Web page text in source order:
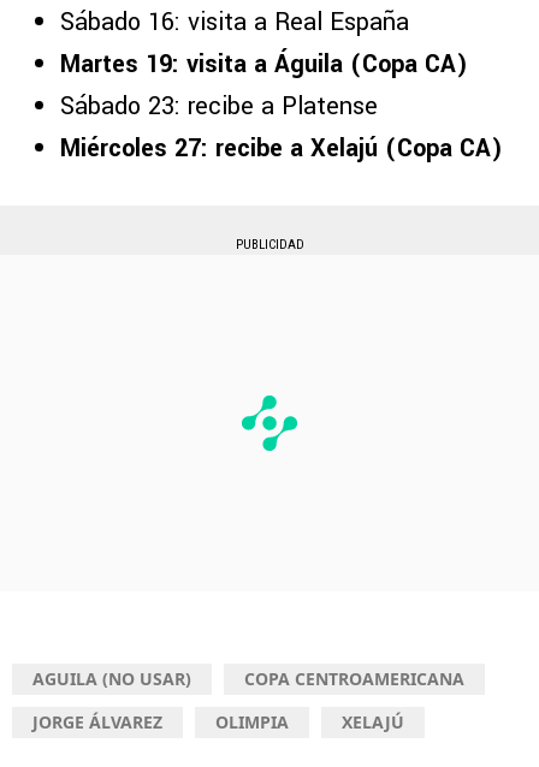
Sábado 16: visita a Real España
Martes 19: visita a Águila (Copa CA)
Sábado 23: recibe a Platense
Miércoles 27: recibe a Xelajú (Copa CA)
PUBLICIDAD
AGUILA (NO USAR)
COPA CENTROAMERICANA
JORGE ÁLVAREZ
OLIMPIA XELAJÚ